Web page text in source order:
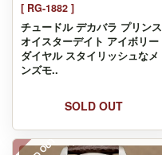
[ RG-1882 ]
チュードル デカバラ プリンス
オイスターデイト アイボリー
ダイヤル スタイリッシュなメ
ンズモ..
SOLD OUT